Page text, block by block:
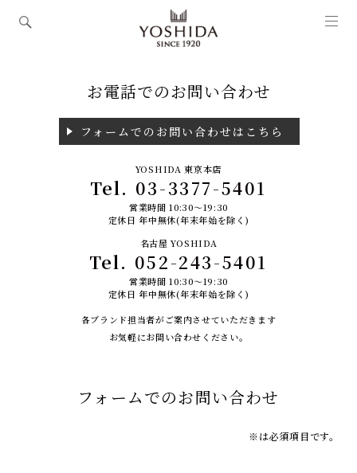
お電話でのお問い合わせ
フォームでのお問い合わせはこちら
YOSHIDA 東京本店
Tel. 03-3377-5401
営業時間 10:30～19:30
定休日 年中無休(年末年始を除く)
名古屋 YOSHIDA
Tel. 052-243-5401
営業時間 10:30～19:30
定休日 年中無休(年末年始を除く)
各ブランド担当者がご案内させていただきます
お気軽にお問い合わせください。
フォームでのお問い合わせ
※は必須項目です。